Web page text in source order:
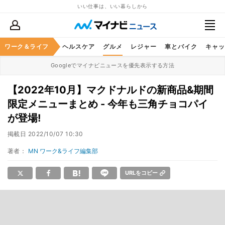
いい仕事は、いい暮らしから
ワーク＆ライフ
マネー 暮らし ヘルスケア グルメ レジャー 車とバイク キャ
Googleでマイナビニュースを優先表示する方法
【2022年10月】マクドナルドの新商品&期間
限定メニューまとめ - 今年も三角チョコパイ
が登場!
掲載日 2022/10/07 10:30
著者： MN ワーク&ライフ編集部
URLをコピー